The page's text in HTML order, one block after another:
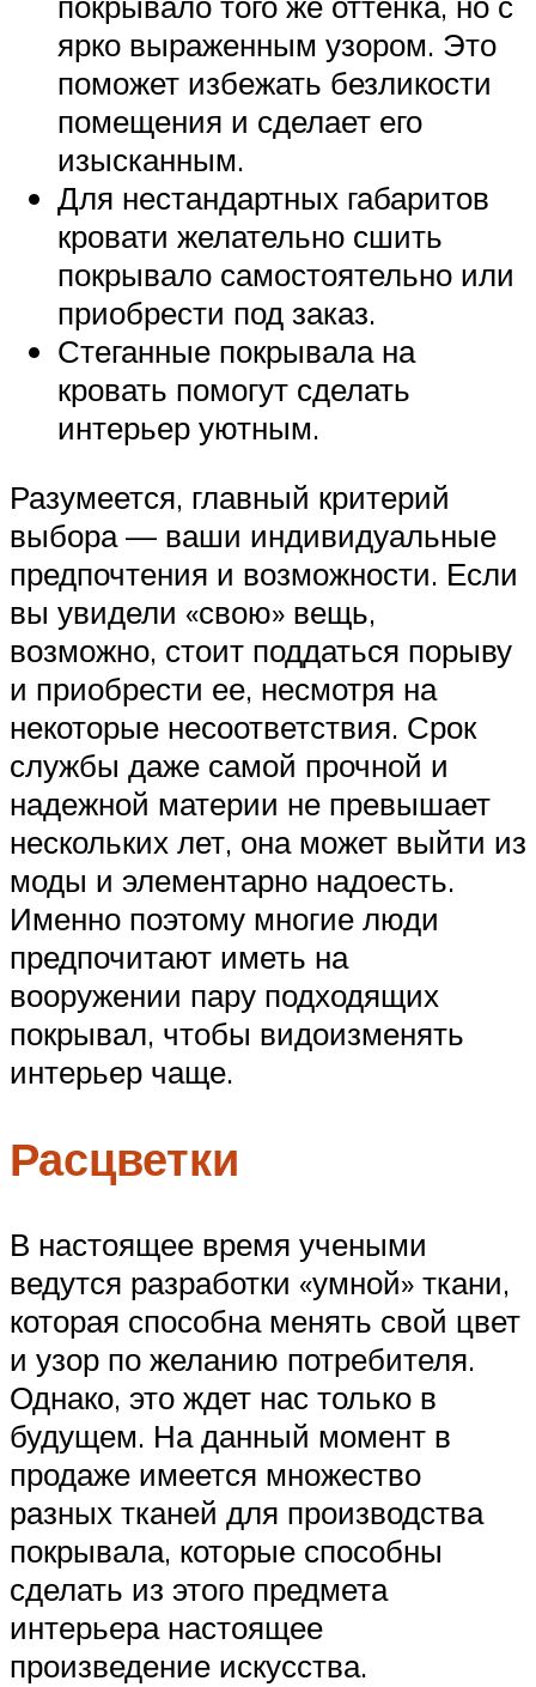
ярко выраженным узором. Это
поможет избежать безликости
помещения и сделает его
изысканным.
Для нестандартных габаритов
кровати желательно сшить
покрывало самостоятельно или
приобрести под заказ.
Стеганные покрывала на
кровать помогут сделать
интерьер уютным.
Разумеется, главный критерий
выбора — ваши индивидуальные
предпочтения и возможности. Если
вы увидели «свою» вещь,
возможно, стоит поддаться порыву
и приобрести ее, несмотря на
некоторые несоответствия. Срок
службы даже самой прочной и
надежной материи не превышает
нескольких лет, она может выйти из
моды и элементарно надоесть.
Именно поэтому многие люди
предпочитают иметь на
вооружении пару подходящих
покрывал, чтобы видоизменять
интерьер чаще.
Расцветки
В настоящее время учеными
ведутся разработки «умной» ткани,
которая способна менять свой цвет
и узор по желанию потребителя.
Однако, это ждет нас только в
будущем. На данный момент в
продаже имеется множество
разных тканей для производства
покрывала, которые способны
сделать из этого предмета
интерьера настоящее
произведение искусства.